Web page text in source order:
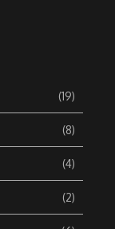
(19)
(8)
(4)
(2)